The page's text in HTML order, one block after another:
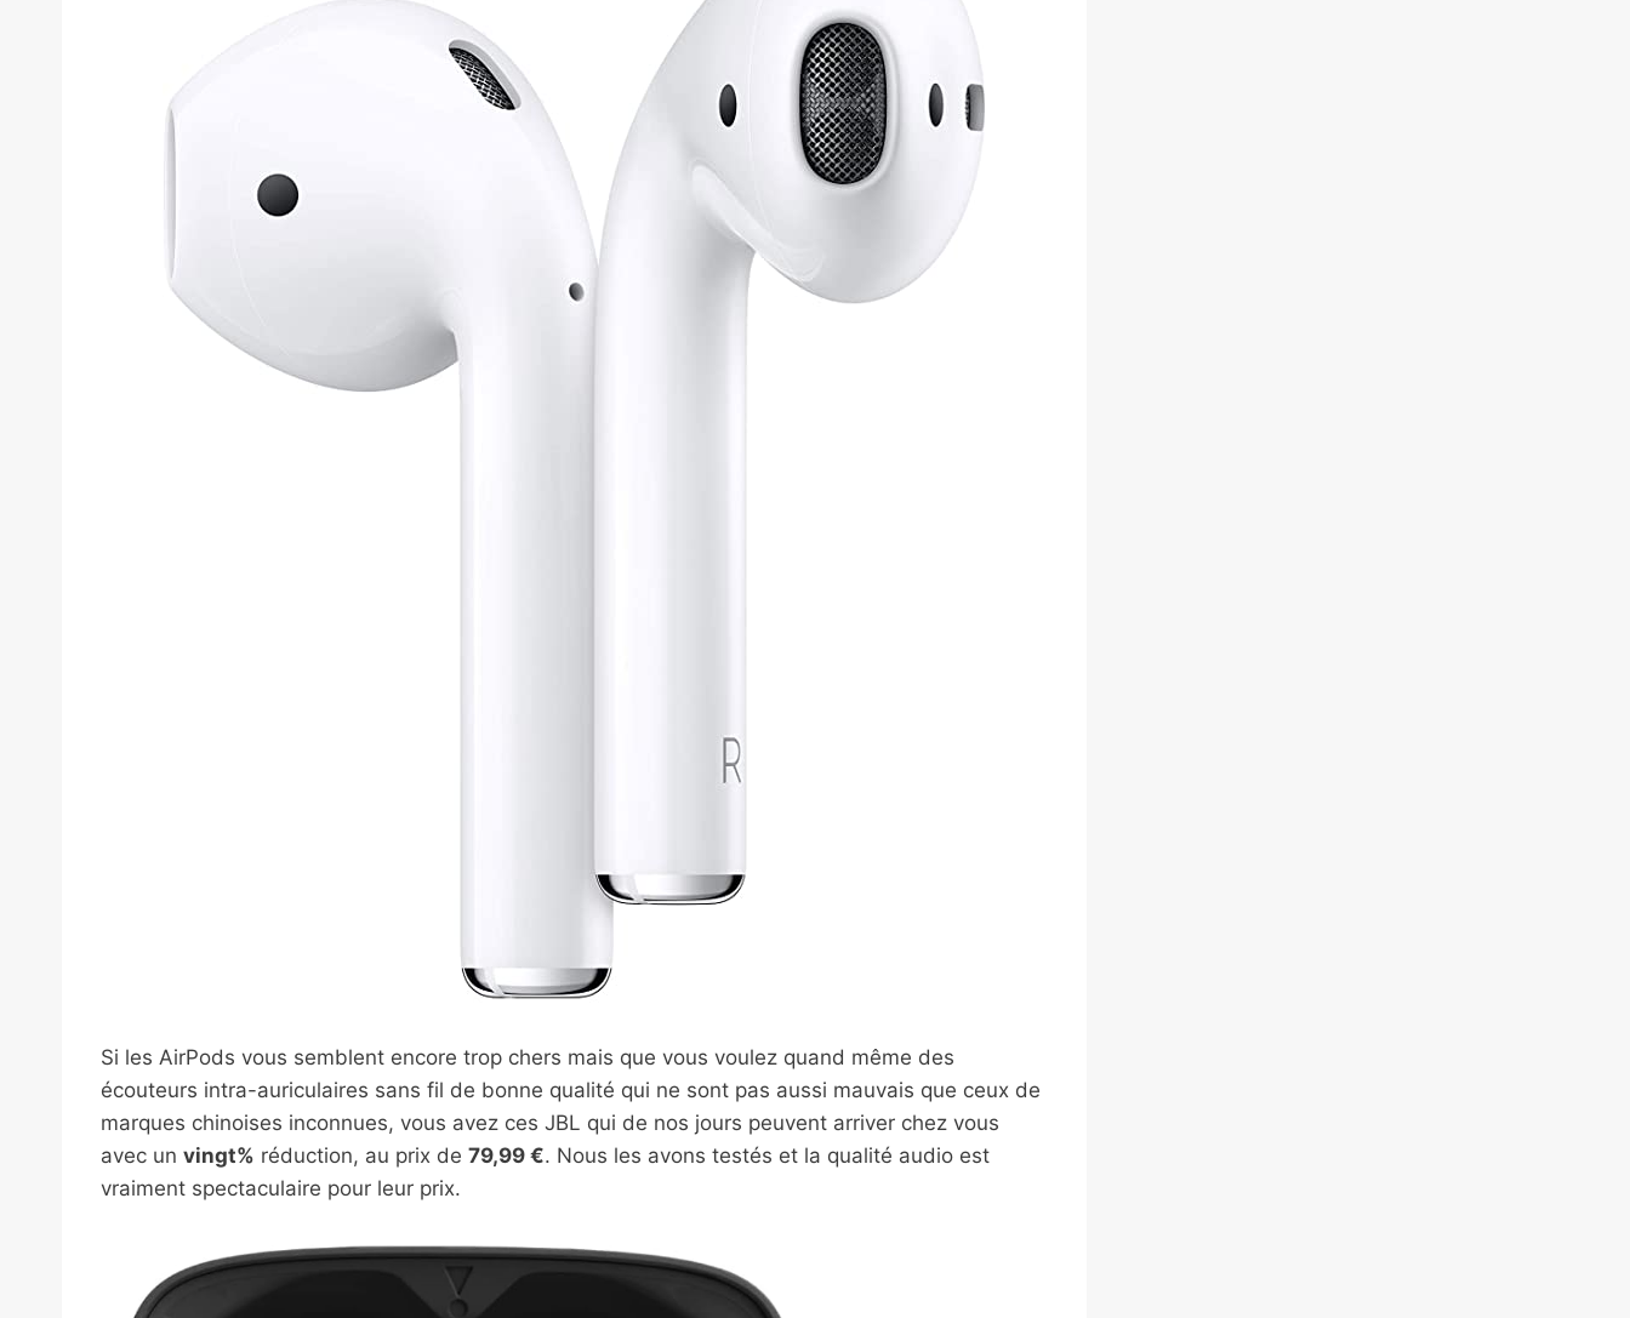
Si les AirPods vous semblent encore trop chers mais que vous voulez quand même des
écouteurs intra-auriculaires sans fil de bonne qualité qui ne sont pas aussi mauvais que ceux de
marques chinoises inconnues, vous avez ces JBL qui de nos jours peuvent arriver chez vous
avec un vingt% réduction, au prix de 79,99 €. Nous les avons testés et la qualité audio est
vraiment spectaculaire pour leur prix.